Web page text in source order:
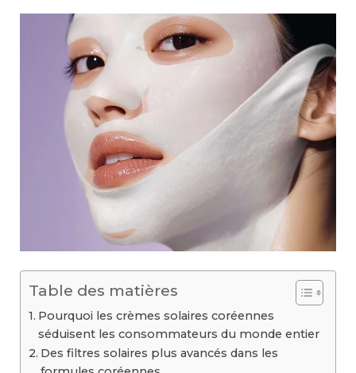
Table des matières
Pourquoi les crèmes solaires coréennes
séduisent les consommateurs du monde entier
Des filtres solaires plus avancés dans les